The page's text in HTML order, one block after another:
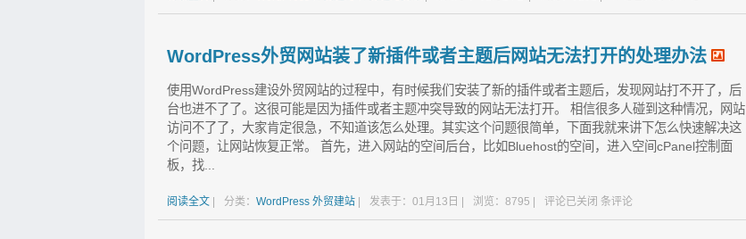
WordPress外贸网站装了新插件或者主题后网站无法打开的处理办法
使用WordPress建设外贸网站的过程中，有时候我们安装了新的插件或者主题后，发现网站打不开了，后
台也进不了了。这很可能是因为插件或者主题冲突导致的网站无法打开。 相信很多人碰到这种情况，网站
访问不了了，大家肯定很急，不知道该怎么处理。其实这个问题很简单，下面我就来讲下怎么快速解决这
个问题，让网站恢复正常。 首先，进入网站的空间后台，比如Bluehost的空间，进入空间cPanel控制面
板，找...
阅读全文 分类： WordPress 外贸建站 发表于：01月13日 | 浏览：8795 | 评论已关闭 条评论